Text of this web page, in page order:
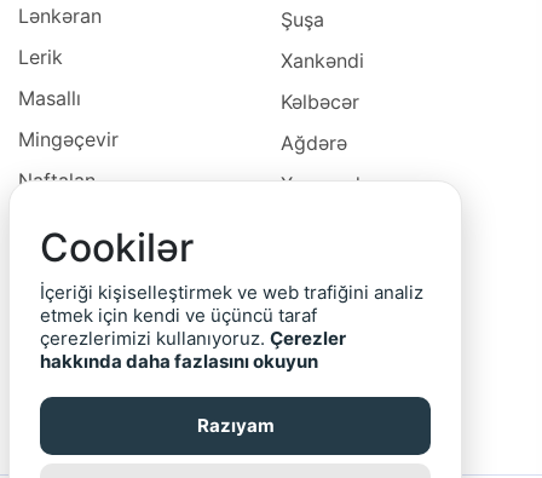
Lənkəran
Lerik
Masallı
Mingəçevir
Naftalan
Neftçala
Oğuz
Ordubad
Şuşa
Xankəndi
Kəlbəcər
Ağdərə
Xocavəd
Cəbrayıl
Qubadlı
Cookilər
İçeriği kişiselleştirmek ve web trafiğini analiz
etmek için kendi ve üçüncü taraf
çerezlerimizi kullanıyoruz. Çerezler
hakkında daha fazlasını okuyun
Razıyam